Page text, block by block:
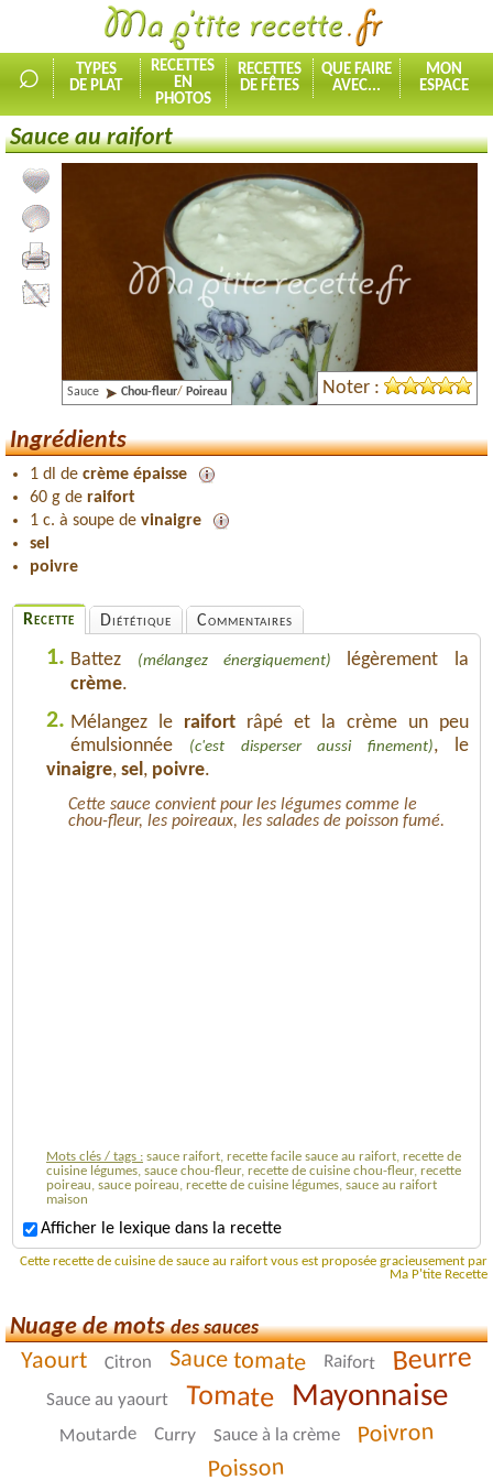
⌕
TYPES
DE PLAT
RECETTES
EN
PHOTOS
RECETTES
DE FÊTES
QUE FAIRE
AVEC...
MON
ESPACE
Sauce au raifort
Ajouter la recette à mes favorites
Commenter, noter la recette
Imprimer la recette
Partager cette recette
Sauce Chou-fleur/ Poireau Noter :
Ingrédients
1 dl de crème épaisse
60 g de raifort
1 c. à soupe de vinaigre
sel
poivre
Recette Diététique Commentaires
1. Battez (mélangez énergiquement)
légèrement la
crème.
2. Mélangez le raifort râpé et la crème un peu
émulsionnée
(c'est disperser aussi finement), le
vinaigre, sel , poivre.
Cette sauce convient pour les légumes comme le
chou-fleur, les poireaux, les salades de poisson fumé.
Mots clés / tags : sauce raifort, recette facile sauce au raifort, recette de
cuisine légumes, sauce chou-fleur, recette de cuisine chou-fleur, recette
poireau, sauce poireau, recette de cuisine légumes, sauce au raifort
maison
Afficher le lexique dans la recette
Cette recette de cuisine de sauce au raifort vous est proposée gracieusement par
Ma P'tite Recette
Nuage de motsdes sauces
Yaourt Citron Sauce tomate Raifort Beurre
Sauce au yaourt Tomate Mayonnaise
Moutarde Curry Sauce à la crème Poivron
Poisson